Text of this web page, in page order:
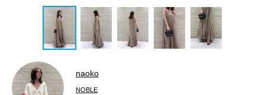
naoko
NOBLE